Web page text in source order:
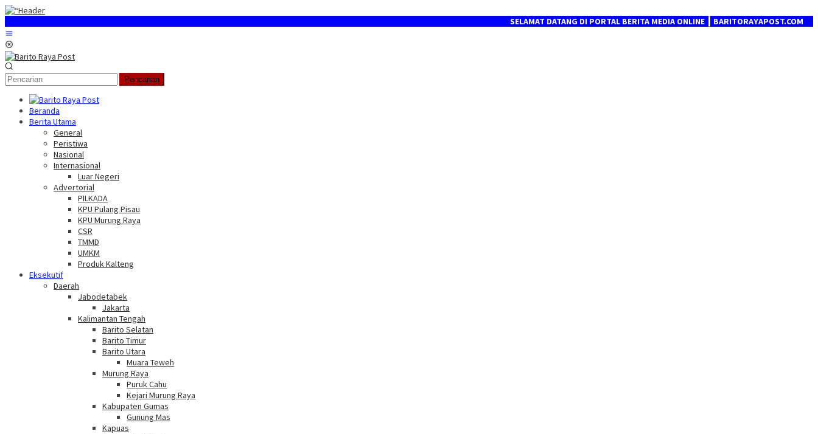
Loncat
konten
SELAMAT DATANG DI PORTAL BERITA MEDIA ONLINE ┃ BARITORAYAPOST.COM
Pencarian
Beranda
Berita Utama
General
Peristiwa
Nasional
Internasional
Luar Negeri
Advertorial
PILKADA
KPU Pulang Pisau
KPU Murung Raya
CSR
TMMD
UMKM
Produk Kalteng
Eksekutif
Daerah
Jabodetabek
Jakarta
Kalimantan Tengah
Barito Selatan
Barito Timur
Barito Utara
Muara Teweh
Murung Raya
Puruk Cahu
Kejari Murung Raya
Kabupaten Gumas
Gunung Mas
Kapuas